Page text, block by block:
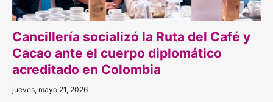
Cancillería socializó la Ruta del Café y
Cacao ante el cuerpo diplomático
acreditado en Colombia
jueves, mayo 21, 2026